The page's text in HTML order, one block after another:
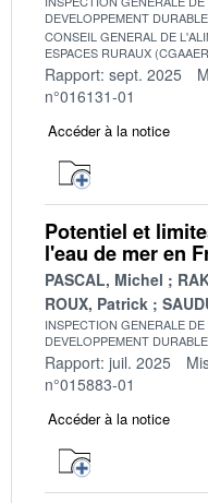
DEVELOPPEMENT
CONSEIL GENERAL DE
ESPACES RURAUX
Rapport: sept. 2025
n°016131-01
Accéder à la notice
Potentiel et
l'eau de mer en
PASCAL, Michel
ROUX, Patrick
INSPECTION GENERALE
DEVELOPPEMENT
Rapport: juil. 2025
n°015883-01
Accéder à la notice